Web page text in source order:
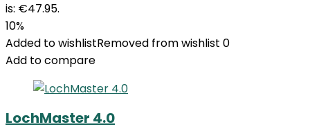
is: €47.95.
10%
Added to wishlistRemoved from wishlist 0
Add to compare
LochMaster 4.0